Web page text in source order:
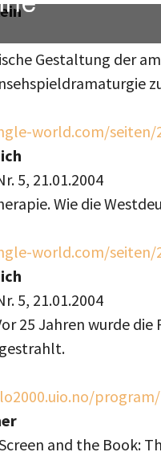
Gestaltung der
world.com/seiten/
5, 21.01.2004
Wie die
world.com/seiten/
5, 21.01.2004
25 Jahren wurde
and the Book: